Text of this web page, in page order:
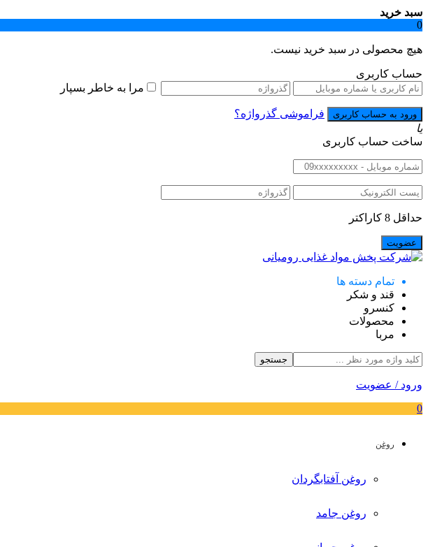
سبد خرید
0
هیچ محصولی در سبد خرید نیست.
حساب کاربری
مرا به خاطر بسپار
فراموشی گذرواژه؟
یا
ساخت حساب کاربری
حداقل 8 کاراکتر
تمام دسته ها
قند و شکر
کنسرو
محصولات
مربا
جستجو
ورود / عضویت
0
روغن
روغن آفتابگردان
روغن جامد